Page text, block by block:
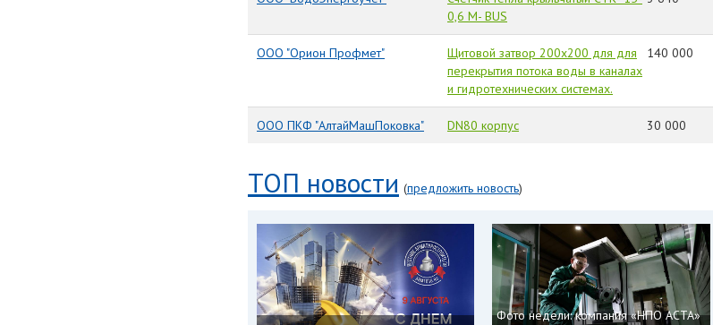
0,6 M- BUS
ООО "Орион Профмет"
Щитовой затвор 200х200 для для
перекрытия потока воды в каналах
и гидротехнических системах.
140 000
ООО ПКФ "АлтайМашПоковка" DN80 корпус 30 000
ТОП новости (предложить новость)
Фото недели: компания «НПО АСТА»